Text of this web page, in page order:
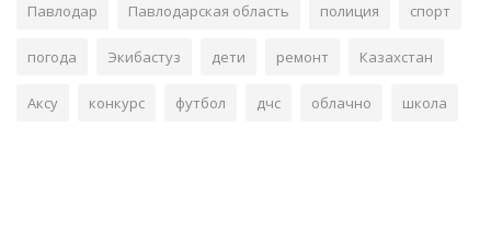
Павлодар Павлодарская область полиция спорт
погода Экибастуз дети ремонт Казахстан
Аксу конкурс футбол дчс облачно школа